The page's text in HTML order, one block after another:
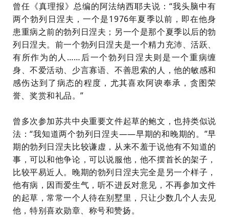
曾任《真理报》总编的阿法纳西耶夫说：“我头脑中有
两个勃列日涅夫，一个是1976年夏季以前，即在他身
患重病之前的勃列日涅夫；另一个是那个夏季以后的勃
列日涅夫。前一个勃列日涅夫是一个精力充沛、活跃、
有所作为的人……后一个勃列日涅夫则是一个重病缠
身、不爱活动、少言寡语、不善思索的人，他的敏感和
感伤达到了病态的程度，尤其喜欢阿谀奉承，贪图荣
誉、奖赏和礼品。”
曾多次参加苏共中央重要文件起草的鲍文 ，也持类似说
法：“我知道两个勃列日涅夫——早期的和晚期的。”早
期的勃列日涅夫比较谦虚，从来不羞于说他有不知道的
事，可以和他争论，可以说服他，他不摆首长的架子，
比较平易近人。晚期的勃列日涅夫完全是另一个样子，
他有病，因而爱生气，听不进反对意见，不再参加文件
的起草，常常一个人待在别墅里，只让少数几个人去见
他，特别喜欢勋章、称号和赞扬。